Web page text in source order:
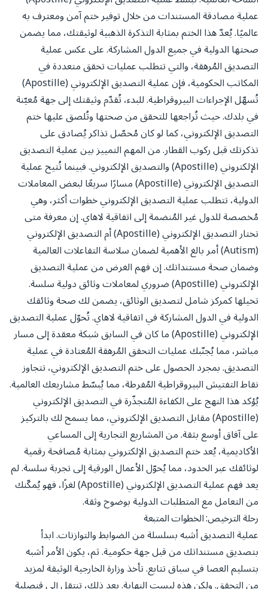
عملية مصادقة المستندات من خلال توفير ختم آمن ومعترف به
عالميًا. يُعدّ هذا الختم بمثابة التذكرة الذهبية لوثيقتك، مما يضمن
صحتها الدولية في جميع الدول المشاركة. على عكس عملية
التصديق المُرهقة، والتي تتطلب عمليات تحقق متعددة في
المكاتب الحكومية، فإن عملية التصديق الإلكتروني (Apostille)
تُسهّل الإجراءات البيروقراطية. للبدء، تُقدّم وثيقتك إلى جهة مُعيّنة
في بلدك. حيث تُراجعها للتحقق من صحتها وتُلصق عليها ختم
التصديق الإلكتروني، كما لو كان مُحصّل تذاكر يُصادق على
تذكرتك قبل ركوب القطار. من المهم التمييز بين عملية التصديق
الإلكتروني (Apostille) والتصديق الإلكتروني. فبينما تُتيح عملية
التصديق الإلكتروني (Apostille) مسارًا سريعًا لبعض المعاملات
الدولية، تتطلب عملية التصديق الإلكتروني خطوات أكثر، وهي
مُخصصة للدول غير المُنضمة إلى اتفاقية لاهاي. إن معرفة متى
تختار التصديق الإلكتروني (Apostille) أم التصديق الإلكتروني
(Autism) أمر بالغ الأهمية لضمان سلاسة التفاعلات العالمية
وضمان صحة مستنداتك. إن فهم الغرض من عملية التصديق
الإلكتروني (Apostille) ضروري لمعاملات وثائق دولية سلسة.
تخيلها كمركز شامل لتصديق الوثائق، يضمن لك صحة وثائقك
الدولية في الدول المشاركة في اتفاقية لاهاي. تُحوّل عملية التصديق
الإلكتروني (Apostille) ما كان في السابق شبكة معقدة إلى مسار
مباشر، مما يُجنّبك عمليات التحقق المُرهقة المُعتادة في عملية
التصديق. بمجرد الحصول على ختم التصديق الإلكتروني، تتجاوز
نقاط التفتيش البيروقراطية المُفرطة، مما يُبسّط مشاريعك العالمية.
يُؤكد هذا النهج على الكفاءة المُتجذّرة في التصديق الإلكتروني
(Apostille) مقابل التصديق الإلكتروني، مما يسمح لك بالتركيز
على آفاق أوسع بثقة. من المشاريع التجارية إلى المساعي
الأكاديمية، يُعد ختم التصديق الإلكتروني بمثابة مُصافحة رقمية
لوثائقك عبر الحدود، مما يُحوّل الأعمال الورقية إلى تجربة سلسة. لم
يعد فهم عملية التصديق الإلكتروني (Apostille) لغزًا، فهو يُمكّنك
من التعامل مع المتطلبات الدولية بوضوح وثقة.
رحلة الترخيص: الخطوات المتبعة
عملية التصديق أشبه بسلسلة من الضوابط والتوازنات. ابدأ
بتصديق مستنداتك من قبل جهة حكومية. ثم، يكون الأمر أشبه
بتسليم العصا في سباق تتابع. تأخذ وزارة الخارجية الوثيقة لمزيد